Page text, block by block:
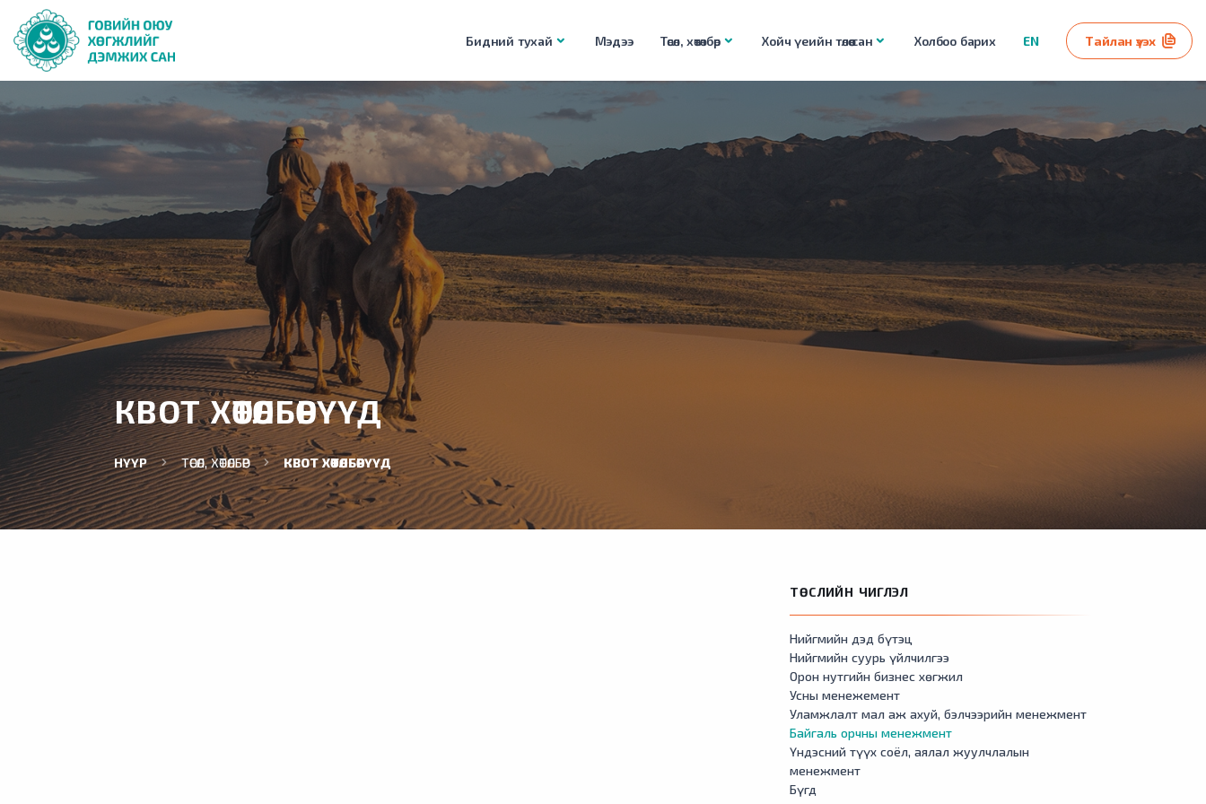
Бидний тухай Мэдээ Төсөл, хөтөлбөр Хойч үеийн төлөө сан Холбоо барих EN Тайлан үзэх
КВОТ ХӨТӨЛБӨРҮҮД
НҮҮР ТӨСӨЛ, ХӨТӨЛБӨР КВОТ ХӨТӨЛБӨРҮҮД
ТӨСЛИЙН ЧИГЛЭЛ
Нийгмийн дэд бүтэц
Нийгмийн суурь үйлчилгээ
Орон нутгийн бизнес хөгжил
Усны менежемент
Уламжлалт мал аж ахуй, бэлчээрийн менежмент
Байгаль орчны менежмент
Үндэсний түүх соёл, аялал жуулчлалын
менежмент
Бүгд